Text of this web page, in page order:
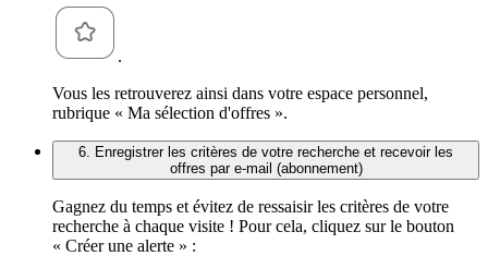
.
Vous les retrouverez ainsi dans votre espace personnel,
rubrique « Ma sélection d'offres ».
6. Enregistrer les critères de votre recherche et recevoir les
offres par e-mail (abonnement)
Gagnez du temps et évitez de ressaisir les critères de votre
recherche à chaque visite ! Pour cela, cliquez sur le bouton
« Créer une alerte » :